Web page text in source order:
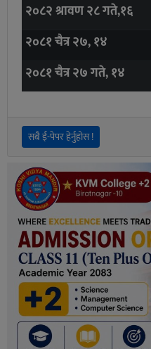
२०८२ श्रावण २८ गते,१६
२०८१ चैत्र २७, १४
२०८१ चैत्र २७ गते, १४
सबै ई-पेपर हेर्नुहोस !